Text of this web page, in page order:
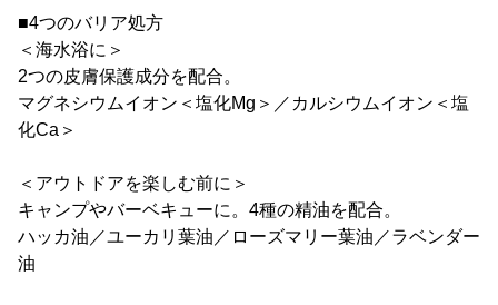
■4つのバリア処方
＜海水浴に＞
2つの皮膚保護成分を配合。
マグネシウムイオン＜塩化Mg＞／カルシウムイオン＜塩
化Ca＞
＜アウトドアを楽しむ前に＞
キャンプやバーベキューに。4種の精油を配合。
ハッカ油／ユーカリ葉油／ローズマリー葉油／ラベンダー
油